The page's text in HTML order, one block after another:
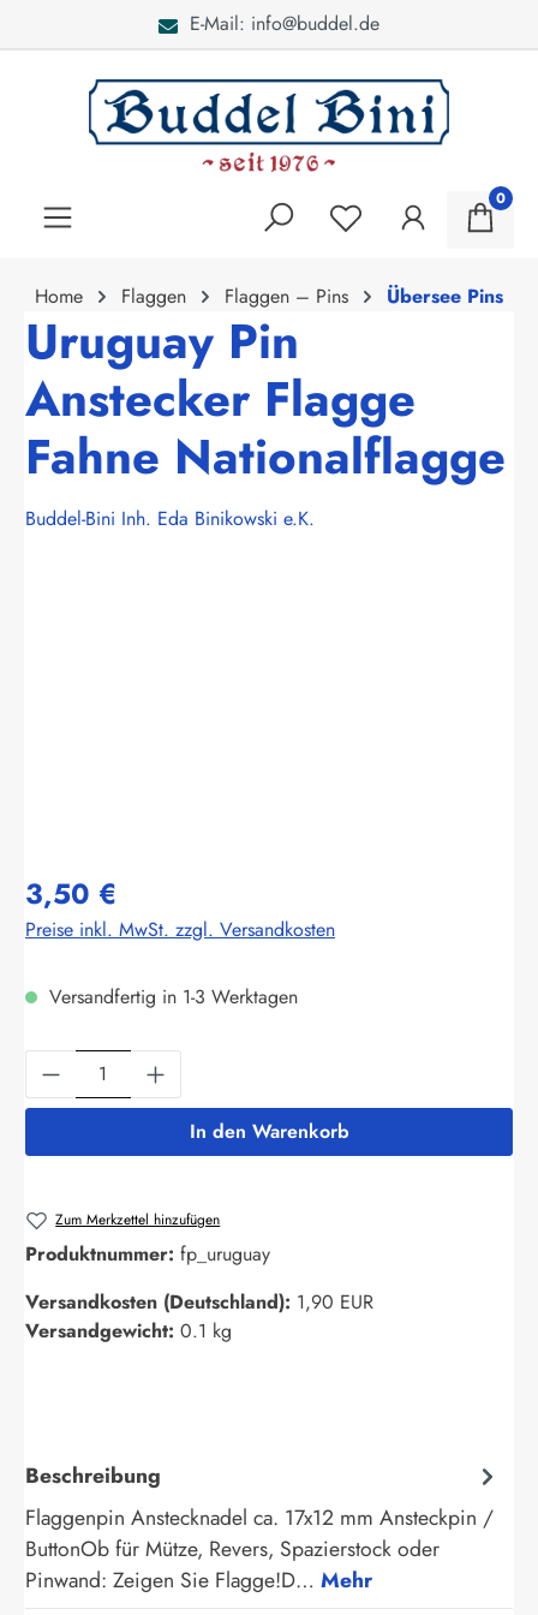
E-Mail: info@buddel.de
0
Home Flaggen Flaggen – Pins Übersee Pins
Uruguay Pin
Anstecker Flagge
Fahne Nationalflagge
Buddel-Bini Inh. Eda Binikowski e.K.
3,50 €
Preise inkl. MwSt. zzgl. Versandkosten
Versandfertig in 1-3 Werktagen
Produkt Anzahl: Gib den gewünschten
In den Warenkorb
Zum Merkzettel hinzufügen
Produktnummer: fp_uruguay
Versandkosten (Deutschland): 1,90 EUR
Versandgewicht: 0.1 kg
Beschreibung
Flaggenpin Anstecknadel ca. 17x12 mm Ansteckpin /
ButtonOb für Mütze, Revers, Spazierstock oder
Pinwand: Zeigen Sie Flagge!D… Mehr